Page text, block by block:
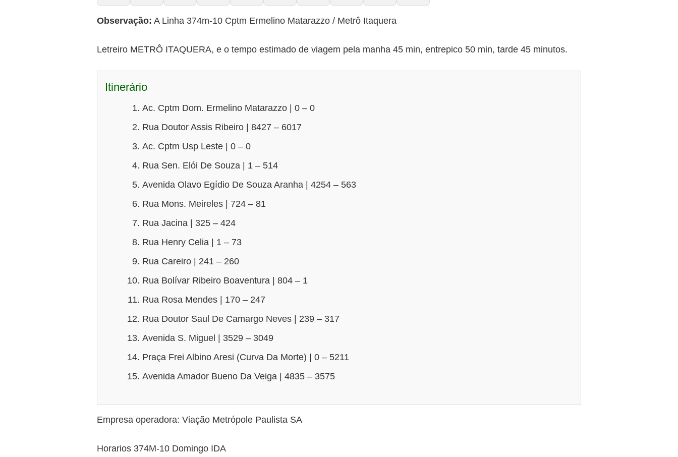
Observação: A Linha 374m-10 Cptm Ermelino Matarazzo / Metrô Itaquera
Letreiro METRÔ ITAQUERA, e o tempo estimado de viagem pela manha 45 min, entrepico 50 min, tarde 45 minutos.
Itinerário
Ac. Cptm Dom. Ermelino Matarazzo | 0 – 0
Rua Doutor Assis Ribeiro | 8427 – 6017
Ac. Cptm Usp Leste | 0 – 0
Rua Sen. Elói De Souza | 1 – 514
Avenida Olavo Egídio De Souza Aranha | 4254 – 563
Rua Mons. Meireles | 724 – 81
Rua Jacina | 325 – 424
Rua Henry Celia | 1 – 73
Rua Careiro | 241 – 260
Rua Bolívar Ribeiro Boaventura | 804 – 1
Rua Rosa Mendes | 170 – 247
Rua Doutor Saul De Camargo Neves | 239 – 317
Avenida S. Miguel | 3529 – 3049
Praça Frei Albino Aresi (Curva Da Morte) | 0 – 5211
Avenida Amador Bueno Da Veiga | 4835 – 3575
Empresa operadora: Viação Metrópole Paulista SA
Horarios 374M-10 Domingo IDA